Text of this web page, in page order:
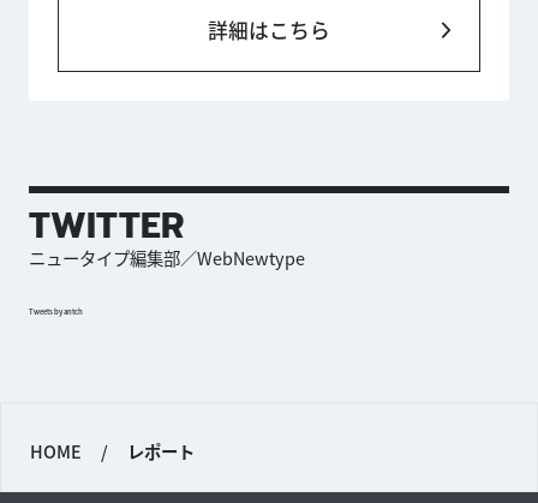
詳細はこちら
TWITTER
ニュータイプ編集部／WebNewtype
Tweets by antch
HOME / レポート